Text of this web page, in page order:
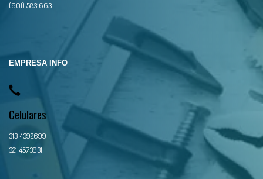
(601) 5831663
EMPRESA INFO
Celulares
313 4392699
321 4573931